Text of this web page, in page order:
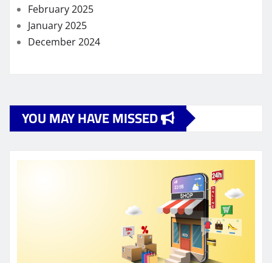
February 2025
January 2025
December 2024
YOU MAY HAVE MISSED